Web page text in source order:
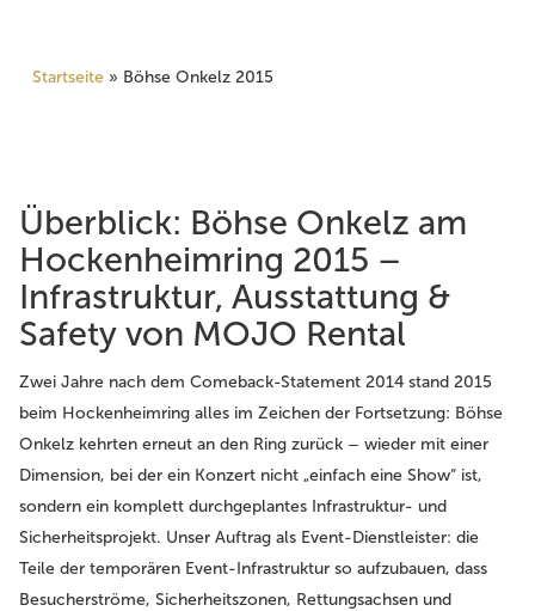
Startseite» Böhse Onkelz 2015
Überblick: Böhse Onkelz am
Hockenheimring 2015 –
Infrastruktur, Ausstattung &
Safety von MOJO Rental
Zwei Jahre nach dem Comeback-Statement 2014 stand 2015
beim Hockenheimring alles im Zeichen der Fortsetzung: Böhse
Onkelzkehrten erneut an den Ring zurück – wieder mit einer
Dimension, bei der ein Konzert nicht „einfach eine Show“ ist,
sondern ein komplett durchgeplantes Infrastruktur- und
Sicherheitsprojekt. Unser Auftrag als Event-Dienstleister: die
Teile der temporären Event-Infrastruktur so aufzubauen, dass
Besucherströme, Sicherheitszonen, Rettungsachsen und